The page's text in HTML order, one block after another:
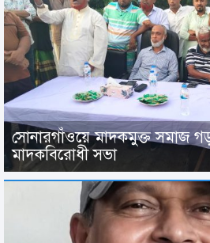
সোনারগাঁওয়ে মাদকমুক্ত সমাজ
মাদকবিরোধী সভা